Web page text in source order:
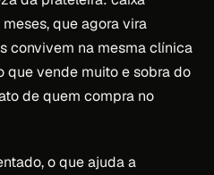
que agora vira
convivem na mesma clínica
que vende muito e sobra do
de quem compra no
o que ajuda a